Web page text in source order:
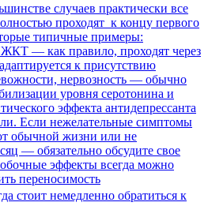
случаев практически все
проходят к концу первого
типичные примеры:
— как правило, проходят через
к присутствию
нервозность — обычно
уровня серотонина и
эффекта антидепрессанта
Если нежелательные симптомы
обычной жизни или не
— обязательно обсудите свое
эффекты всегда можно
переносимость
стоит немедленно обратиться к